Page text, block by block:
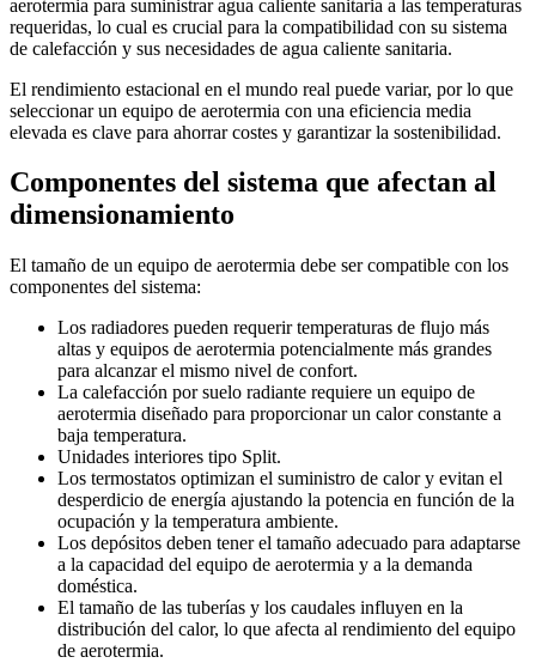
aerotermia para suministrar agua caliente sanitaria a las temperaturas
requeridas, lo cual es crucial para la compatibilidad con su sistema
de calefacción y sus necesidades de agua caliente sanitaria.
El rendimiento estacional en el mundo real puede variar, por lo que
seleccionar un equipo de aerotermia con una eficiencia media
elevada es clave para ahorrar costes y garantizar la sostenibilidad.
Componentes del sistema que afectan al
dimensionamiento
El tamaño de un equipo de aerotermia debe ser compatible con los
componentes del sistema:
Los radiadores pueden requerir temperaturas de flujo más
altas y equipos de aerotermia potencialmente más grandes
para alcanzar el mismo nivel de confort.
La calefacción por suelo radiante requiere un equipo de
aerotermia diseñado para proporcionar un calor constante a
baja temperatura.
Unidades interiores tipo Split.
Los termostatos optimizan el suministro de calor y evitan el
desperdicio de energía ajustando la potencia en función de la
ocupación y la temperatura ambiente.
Los depósitos deben tener el tamaño adecuado para adaptarse
a la capacidad del equipo de aerotermia y a la demanda
doméstica.
El tamaño de las tuberías y los caudales influyen en la
distribución del calor, lo que afecta al rendimiento del equipo
de aerotermia.